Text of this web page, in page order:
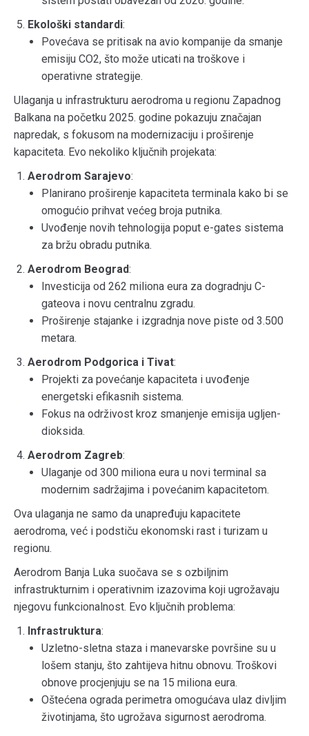
Ekološki standardi:
Povećava se pritisak na avio kompanije da smanje
emisiju CO2, što može uticati na troškove i
operativne strategije.
Ulaganja u infrastrukturu aerodroma u regionu Zapadnog
Balkana na početku 2025. godine pokazuju značajan
napredak, s fokusom na modernizaciju i proširenje
kapaciteta. Evo nekoliko ključnih projekata:
Aerodrom Sarajevo:
Planirano proširenje kapaciteta terminala kako bi se
omogućio prihvat većeg broja putnika.
Uvođenje novih tehnologija poput e-gates sistema
za bržu obradu putnika.
Aerodrom Beograd:
Investicija od 262 miliona eura za dogradnju C-
gateova i novu centralnu zgradu.
Proširenje stajanke i izgradnja nove piste od 3.500
metara.
Aerodrom Podgorica i Tivat:
Projekti za povećanje kapaciteta i uvođenje
energetski efikasnih sistema.
Fokus na održivost kroz smanjenje emisija ugljen-
dioksida.
Aerodrom Zagreb:
Ulaganje od 300 miliona eura u novi terminal sa
modernim sadržajima i povećanim kapacitetom.
Ova ulaganja ne samo da unapređuju kapacitete
aerodroma, već i podstiču ekonomski rast i turizam u
regionu.
Aerodrom Banja Luka suočava se s ozbiljnim
infrastrukturnim i operativnim izazovima koji ugrožavaju
njegovu funkcionalnost. Evo ključnih problema:
Infrastruktura:
Uzletno-sletna staza i manevarske površine su u
lošem stanju, što zahtijeva hitnu obnovu. Troškovi
obnove procjenjuju se na 15 miliona eura.
Oštećena ograda perimetra omogućava ulaz divljim
životinjama, što ugrožava sigurnost aerodroma.